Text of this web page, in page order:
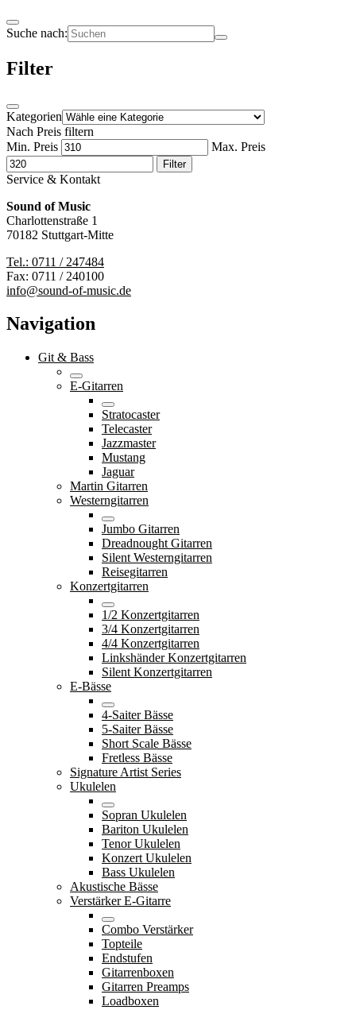
Suche nach:
Filter
Kategorien
Nach Preis filtern
Min. Preis
Max. Preis
Filter
Service & Kontakt
Sound of Music
Charlottenstraße 1
70182 Stuttgart-Mitte
Tel.: 0711 / 247484
Fax: 0711 / 240100
info@sound-of-music.de
Navigation
Git & Bass
E-Gitarren
Stratocaster
Telecaster
Jazzmaster
Mustang
Jaguar
Martin Gitarren
Westerngitarren
Jumbo Gitarren
Dreadnought Gitarren
Silent Westerngitarren
Reisegitarren
Konzertgitarren
1/2 Konzertgitarren
3/4 Konzertgitarren
4/4 Konzertgitarren
Linkshänder Konzertgitarren
Silent Konzertgitarren
E-Bässe
4-Saiter Bässe
5-Saiter Bässe
Short Scale Bässe
Fretless Bässe
Signature Artist Series
Ukulelen
Sopran Ukulelen
Bariton Ukulelen
Tenor Ukulelen
Konzert Ukulelen
Bass Ukulelen
Akustische Bässe
Verstärker E-Gitarre
Combo Verstärker
Topteile
Endstufen
Gitarrenboxen
Gitarren Preamps
Loadboxen